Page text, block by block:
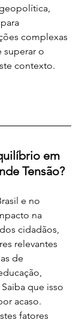
complexas
superar o
contexto.
em
Tensão?
e no
na
cidadãos,
relevantes
de
que isso
acaso.
fatores